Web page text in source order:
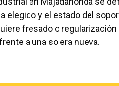
elegido y el estado del
fresado o regularización
a una solera nueva.